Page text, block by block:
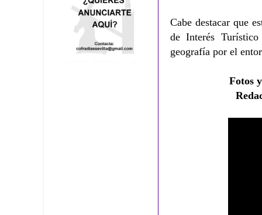
Cabe destacar que
de Interés
geografía por el
Fotos